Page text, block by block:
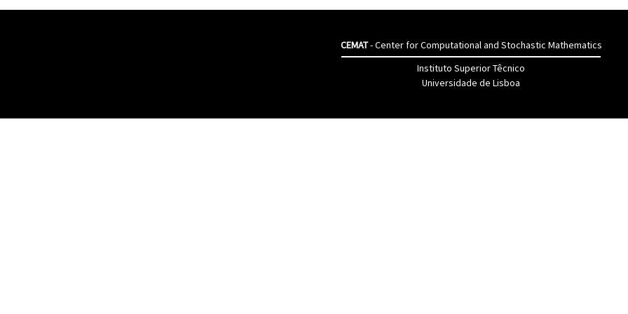
CEMAT- Center for Computational and Stochastic Mathematics
Instituto Superior Têcnico
Universidade de Lisboa